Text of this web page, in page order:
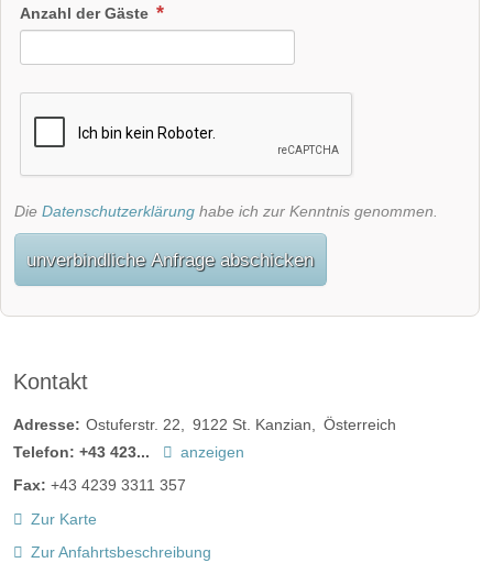
Anzahl der Gäste
Die Datenschutzerklärung habe ich zur Kenntnis genommen.
unverbindliche Anfrage abschicken
Kontakt
Adresse: Ostuferstr. 22 9122 St. Kanzian
Österreich
Telefon: +43 423...
anzeigen
Fax: +43 4239 3311 357
Zur Karte
Zur Anfahrtsbeschreibung